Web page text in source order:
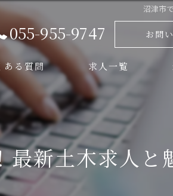
沼津市
055-955-9747 お問
ある質問 求人一覧
新土木求人と